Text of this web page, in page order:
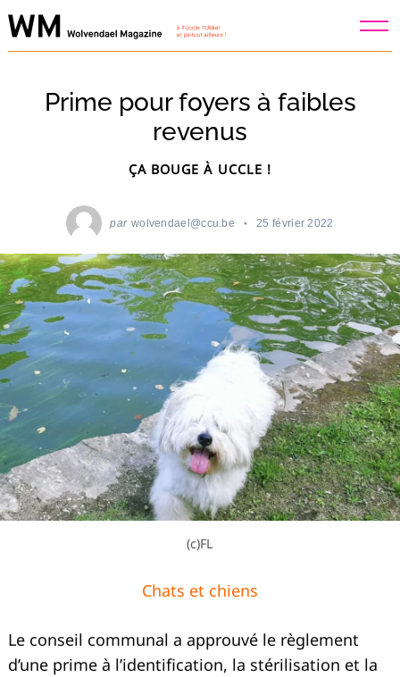
Skip
to
Prime pour foyers à faibles
revenus
ÇA BOUGE À UCCLE !
par wolvendael@ccu.be 25 février 2022
(c)FL
Chats et chiens
Le conseil communal a approuvé le règlement
d’une prime à l’identification, la stérilisation et la